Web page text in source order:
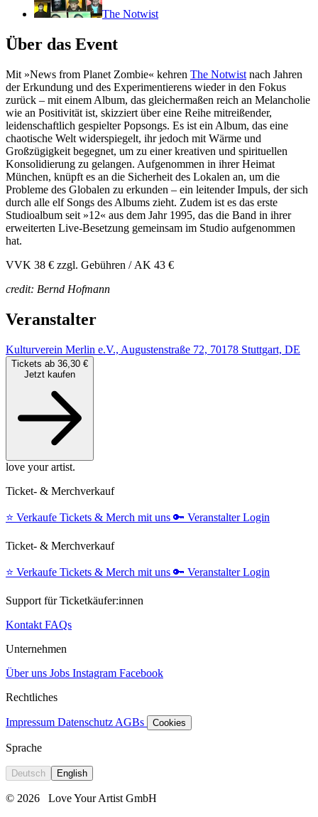
The Notwist
Über das Event
Mit »News from Planet Zombie« kehren The Notwist nach Jahren
der Erkundung und des Experimentierens wieder in den Fokus
zurück – mit einem Album, das gleichermaßen reich an Melancholie
wie an Positivität ist, skizziert über eine Reihe mitreißender,
leidenschaftlich gespielter Popsongs. Es ist ein Album, das eine
chaotische Welt widerspiegelt, ihr jedoch mit Wärme und
Großzügigkeit begegnet, um zu einer kreativen und spirituellen
Konsolidierung zu gelangen. Aufgenommen in ihrer Heimat
München, knüpft es an die Sicherheit des Lokalen an, um die
Probleme des Globalen zu erkunden – ein leitender Impuls, der sich
durch alle elf Songs des Albums zieht. Zudem ist es das erste
Studioalbum seit »12« aus dem Jahr 1995, das die Band in ihrer
erweiterten Live-Besetzung gemeinsam im Studio aufgenommen
hat.
VVK 38 € zzgl. Gebühren / AK 43 €
credit: Bernd Hofmann
Veranstalter
Kulturverein Merlin e.V., Augustenstraße 72, 70178 Stuttgart, DE
Tickets ab 36,30 €
Jetzt kaufen
love your artist.
Ticket- & Merchverkauf
⭐️ Verkaufe Tickets & Merch mit uns 🔑 Veranstalter Login
Ticket- & Merchverkauf
⭐️ Verkaufe Tickets & Merch mit uns 🔑 Veranstalter Login
Support für Ticketkäufer:innen
Kontakt FAQs
Unternehmen
Über uns Jobs Instagram Facebook
Rechtliches
Impressum Datenschutz AGBs Cookies
Sprache
Deutsch English
© 2026 Love Your Artist GmbH